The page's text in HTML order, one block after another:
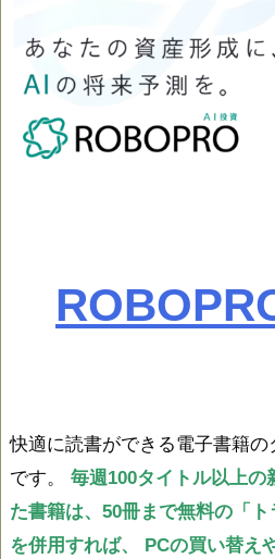
快適に読書ができる電子書籍の
です。 毎週100タイトル以上の
た書籍は、50冊まで無料の「
を併用すれば、
PCの買い替え